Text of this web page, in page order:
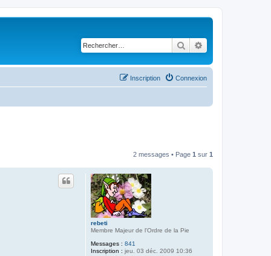
Rechercher
Connexion
Inscription
2 messages • Page 1 sur 1
rebeti
Membre Majeur de l'Ordre de la Pie
Messages : 841
Inscription : jeu. 03 déc. 2009 10:36